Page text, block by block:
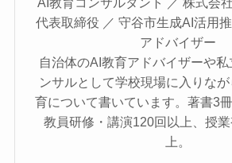
代表取締役 ／ 守谷市生成AI活用
アドバイザー
自治体のAI教育アドバイザーや私
ンサルとして学校現場に入りな
育について書いています。著書3冊
教員研修・講演120回以上、授
上。